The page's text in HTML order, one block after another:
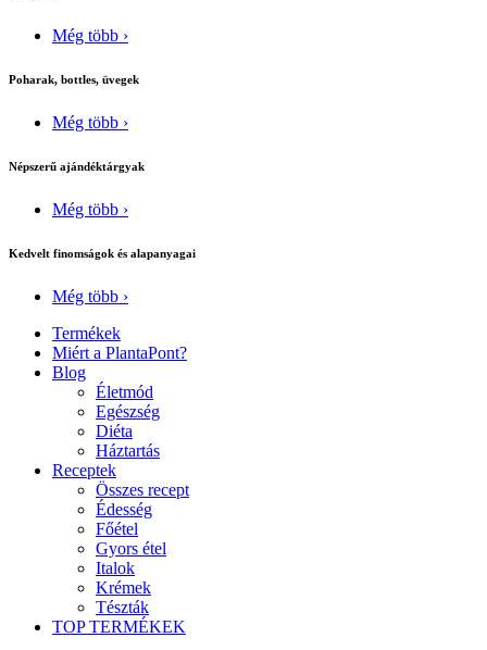
Még több ›
Poharak, bottles, üvegek
Még több ›
Népszerű ajándéktárgyak
Még több ›
Kedvelt finomságok és alapanyagai
Még több ›
Termékek
Miért a PlantaPont?
Blog
Életmód
Egészség
Diéta
Háztartás
Receptek
Összes recept
Édesség
Főétel
Gyors étel
Italok
Krémek
Tészták
TOP TERMÉKEK